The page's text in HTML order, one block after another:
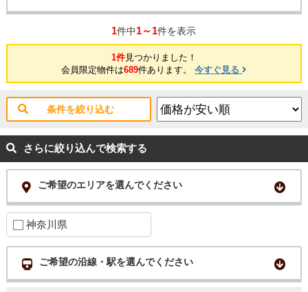
1件中1～1件を表示
1件見つかりました！
会員限定物件は689件あります。 今すぐ見る
条件を絞り込む
さらに絞り込んで検索する
ご希望のエリアを選んでください
神奈川県
ご希望の沿線・駅を選んでください